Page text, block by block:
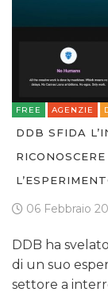
FREE AGENZIE
DDB SFIDA
06 Febbraio
DDB ha
di un suo
settore a